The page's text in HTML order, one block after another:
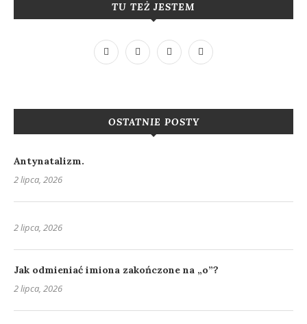
TU TEŻ JESTEM
OSTATNIE POSTY
Antynatalizm.
2 lipca, 2026
2 lipca, 2026
Jak odmieniać imiona zakończone na „o”?
2 lipca, 2026